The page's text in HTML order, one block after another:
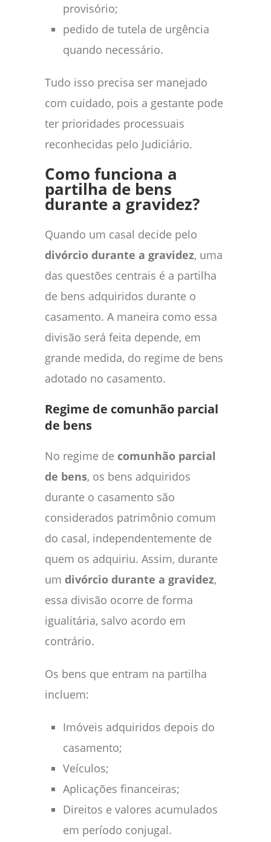
provisório;
pedido de tutela de urgência
quando necessário.
Tudo isso precisa ser manejado
com cuidado, pois a gestante pode
ter prioridades processuais
reconhecidas pelo Judiciário.
Como funciona a
partilha de bens
durante a gravidez?
Quando um casal decide pelo
divórcio durante a gravidez, uma
das questões centrais é a partilha
de bens adquiridos durante o
casamento. A maneira como essa
divisão será feita depende, em
grande medida, do regime de bens
adotado no casamento.
Regime de comunhão parcial
de bens
No regime de comunhão parcial
de bens, os bens adquiridos
durante o casamento são
considerados patrimônio comum
do casal, independentemente de
quem os adquiriu. Assim, durante
um divórcio durante a gravidez,
essa divisão ocorre de forma
igualitária, salvo acordo em
contrário.
Os bens que entram na partilha
incluem:
Imóveis adquiridos depois do
casamento;
Veículos;
Aplicações financeiras;
Direitos e valores acumulados
em período conjugal.